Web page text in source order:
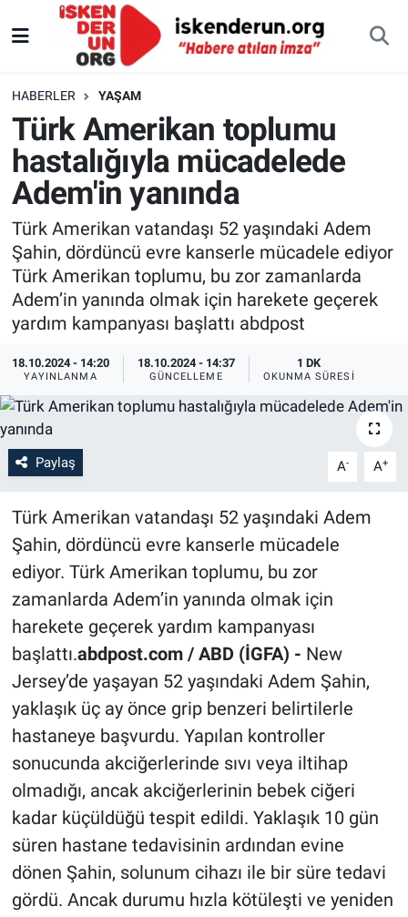
HABERLER YAŞAM
Türk Amerikan toplumu
hastalığıyla mücadelede
Adem'in yanında
Türk Amerikan vatandaşı 52 yaşındaki Adem
Şahin, dördüncü evre kanserle mücadele ediyor
Türk Amerikan toplumu, bu zor zamanlarda
Adem’in yanında olmak için harekete geçerek
yardım kampanyası başlattı abdpost
18.10.2024 - 14:20
YAYINLANMA
18.10.2024 - 14:37
GÜNCELLEME
1 DK
OKUNMA SÜRESI
Paylaş A- A+
Türk Amerikan vatandaşı 52 yaşındaki Adem
Şahin, dördüncü evre kanserle mücadele
ediyor. Türk Amerikan toplumu, bu zor
zamanlarda Adem’in yanında olmak için
harekete geçerek yardım kampanyası
başlattı.abdpost.com / ABD (İGFA) - New
Jersey’de yaşayan 52 yaşındaki Adem Şahin,
yaklaşık üç ay önce grip benzeri belirtilerle
hastaneye başvurdu. Yapılan kontroller
sonucunda akciğerlerinde sıvı veya iltihap
olmadığı, ancak akciğerlerinin bebek ciğeri
kadar küçüldüğü tespit edildi. Yaklaşık 10 gün
süren hastane tedavisinin ardından evine
dönen Şahin, solunum cihazı ile bir süre tedavi
gördü. Ancak durumu hızla kötüleşti ve yeniden